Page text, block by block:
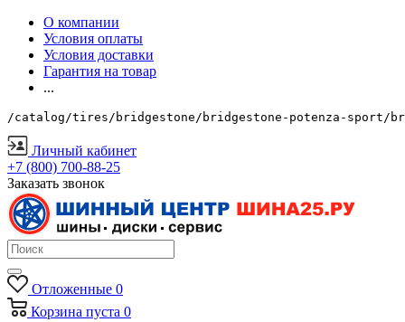
О компании
Условия оплаты
Условия доставки
Гарантия на товар
...
/catalog/tires/bridgestone/bridgestone-potenza-sport/
Личный кабинет
+7 (800) 700-88-25
Заказать звонок
Отложенные 0
Корзина пуста 0